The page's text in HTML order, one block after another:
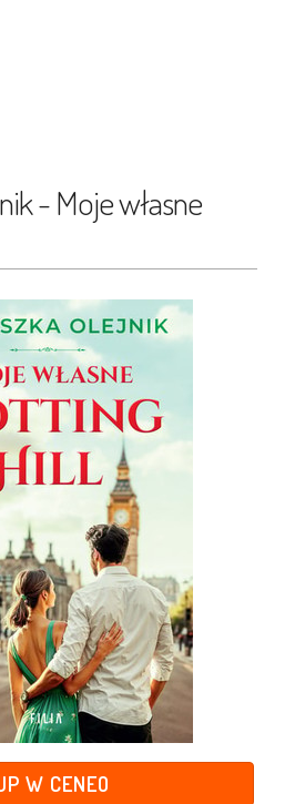
- Moje własne
W CENEO